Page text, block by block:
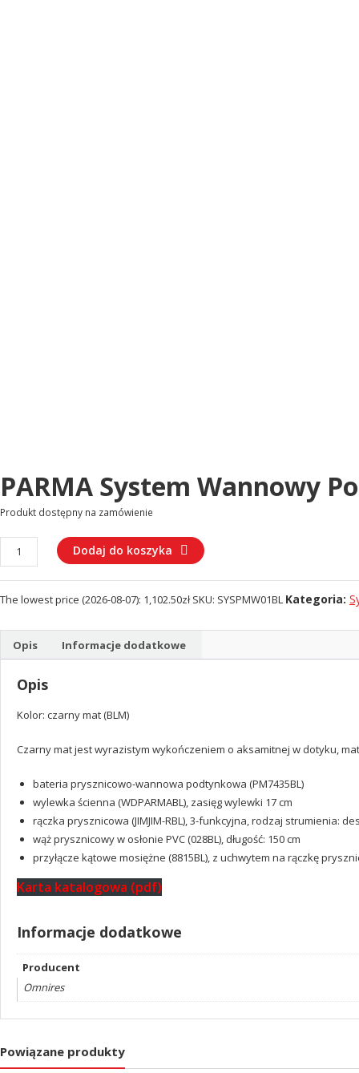
PARMA System Wannowy
Produkt dostępny na zamówienie
ilość
PARMA
System
wannowy
Dodaj do koszyka
The lowest price (2026-08-07): 1,102.50zł SKU: SYSPMW01BL Kategoria:
Opis Informacje dodatkowe
Opis
Kolor: czarny mat (BLM)
Czarny mat jest wyrazistym wykończeniem o aksamitnej w dotyku,
bateria prysznicowo-wannowa podtynkowa (PM7435BL)
wylewka ścienna (WDPARMABL), zasięg wylewki 17 cm
rączka prysznicowa (JIMJIM-RBL), 3-funkcyjna, rodzaj strumienia:
wąż prysznicowy w osłonie PVC (028BL), długość: 150 cm
przyłącze kątowe mosiężne (8815BL), z uchwytem na rączkę
Karta katalogowa (pdf)
Informacje dodatkowe
Producent
Omnires
Powiązane produkty